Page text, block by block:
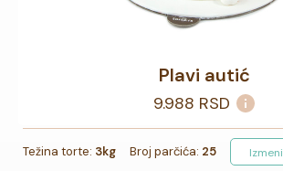
Plavi autić
9.988 RSD
Težina torte: 3kg Broj parčića: 25 Izmeni